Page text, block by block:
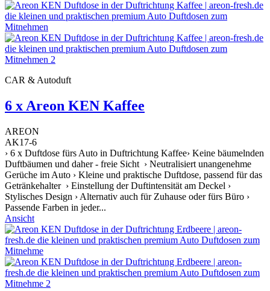
CAR & Autoduft
6 x Areon KEN Kaffee
AREON
AK17-6
› 6 x Duftdose fürs Auto in Duftrichtung Kaffee› Keine bäumelnden
Duftbäumen und daher - freie Sicht › Neutralisiert unangenehme
Gerüche im Auto › Kleine und praktische Duftdose, passend für das
Getränkehalter › Einstellung der Duftintensität am Deckel ›
Stylisches Design › Alternativ auch für Zuhause oder fürs Büro ›
Passende Farben in jeder...
Ansicht